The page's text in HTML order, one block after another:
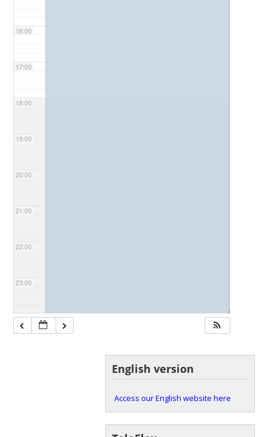
16:00
17:00
18:00
19:00
20:00
21:00
22:00
23:00
◢
English version
Access our English website here